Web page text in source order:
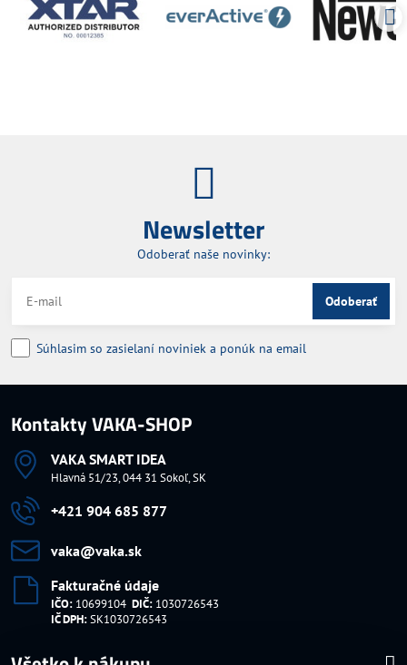
Newsletter
Odoberať naše novinky:
Odoberať
Súhlasim so zasielaní noviniek a ponúk na email
Kontakty VAKA-SHOP
VAKA SMART IDEA
Hlavná 51/23, 044 31 Sokoľ, SK
+421 904 685 877
vaka​@vaka​.sk
Fakturačné údaje
IČO: 10699104 DIČ: 1030726543
IČ DPH:SK1030726543